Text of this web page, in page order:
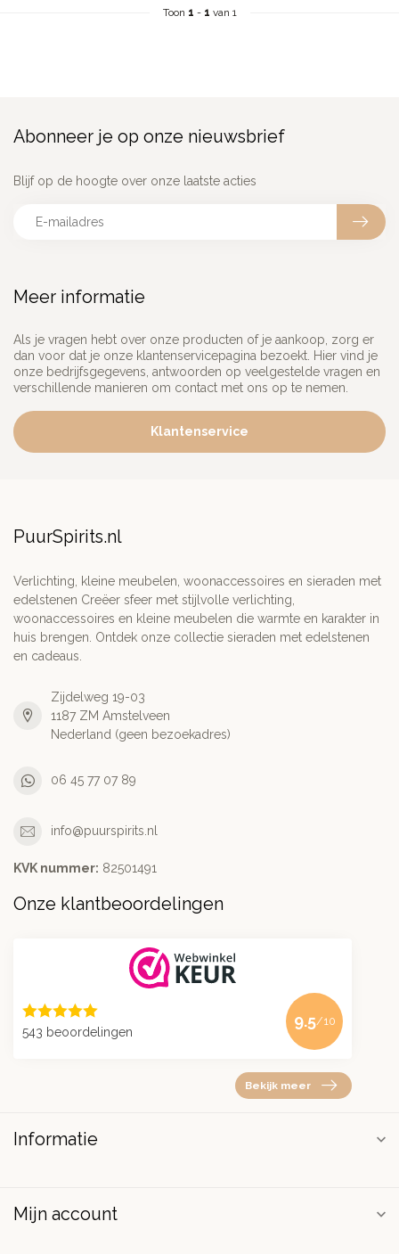
Toon 1 - 1 van 1
Meer informatie
Als je vragen hebt over onze producten of je aankoop, zorg er
dan voor dat je onze klantenservicepagina bezoekt. Hier vind je
onze bedrijfsgegevens, antwoorden op veelgestelde vragen en
verschillende manieren om contact met ons op te nemen.
Klantenservice
Abonneer je op onze nieuwsbrief
Blijf op de hoogte over onze laatste acties
PuurSpirits.nl
Verlichting, kleine meubelen, woonaccessoires en sieraden met
edelstenen Creëer sfeer met stijlvolle verlichting,
woonaccessoires en kleine meubelen die warmte en karakter in
huis brengen. Ontdek onze collectie sieraden met edelstenen
en cadeaus.
Zijdelweg 19-03
1187 ZM Amstelveen
Nederland (geen bezoekadres)
06 45 77 07 89
info@puurspirits.nl
KVK nummer: 82501491
Onze klantbeoordelingen
543 beoordelingen
9.5/10
Bekijk meer
Informatie
Mijn account